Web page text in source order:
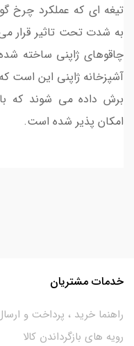
به شدت تحت تاثیر قرار می
چاقوهای ژاپنی ساخته
آشپزخانه ژاپنی این است
برش داده می شوند که با
امکان پذیر شده است.
خدمات مشتریان
راهنما خرید ، پرداخت و
رویه های بازگرداندن کالا